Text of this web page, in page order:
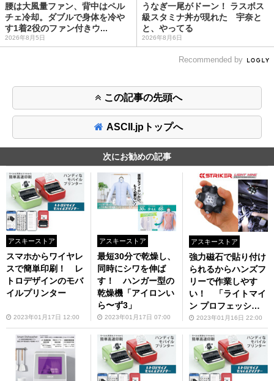
腰は大風量ファン、背中はペル
チェ冷却。ダブルで身体を冷や
す1着2役のファン付きウ...
2026年8月5日
うなぎ一尾がドーン！ ラスボス
級スタミナ丼が現れた 宇奈と
と、やってる
2026年8月6日
Recommended by
この記事の先頭へ
ASCII.jpトップへ
次にお勧めの記事
アスキーストア
スマホからワイヤレ
スで簡単印刷！ レ
トロデザインのモバ
イルプリンター
2023年01月17日 12:00
アスキーストア
最短30分で乾燥し、
同時にシワを伸ば
す！ ハンガー型の
乾燥機「アイロンい
ら〜ず3」
2023年01月17日 07:00
アスキーストア
強力磁石で貼り付け
られるからハンズフ
リーで作業しやす
い！ 「ライトマイ
ン プロフェッショ
ナル」
2023年01月16日 22:00